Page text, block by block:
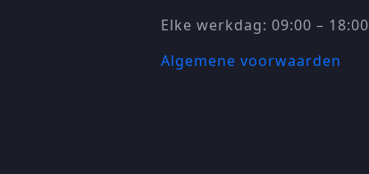
Elke werkdag: 09:00 – 18:00
Algemene voorwaarden